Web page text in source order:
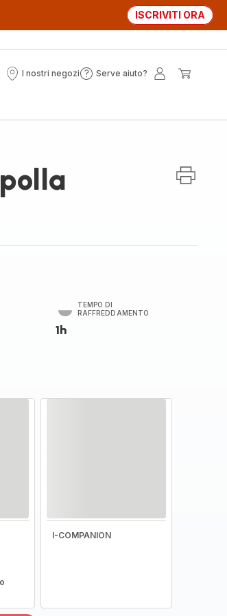
ISCRIVITI ORA
I nostri negozi
I
Serve aiuto?
Serve
TEMPO DI
RAFFREDDAMENTO
1h
I-COMPANION